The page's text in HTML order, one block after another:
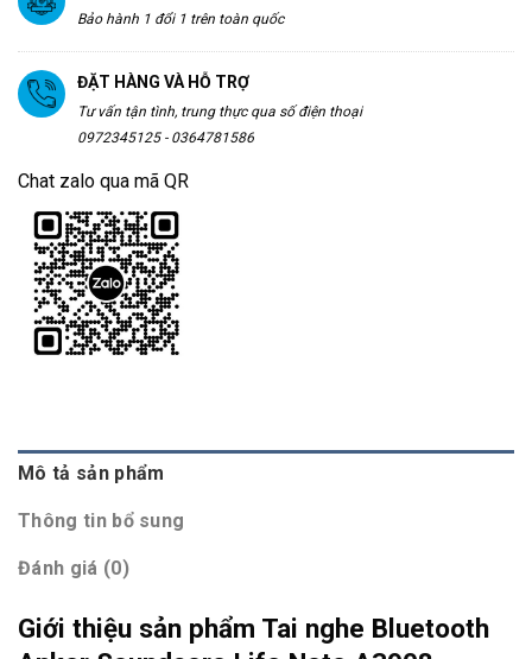
Bảo hành 1 đổi 1 trên toàn quốc
ĐẶT HÀNG VÀ HỖ TRỢ
Tư vấn tận tình, trung thực qua số điện thoại
0972345125 - 0364781586
Chat zalo qua mã QR
Mô tả sản phẩm
Thông tin bổ sung
Đánh giá (0)
Giới thiệu sản phẩm Tai nghe Bluetooth